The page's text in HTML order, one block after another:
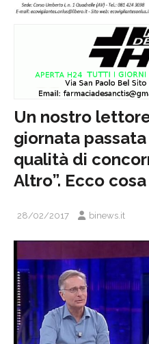
Un nostro
giornata
qualità di
Altro”. Ecco
28/02/2017 binews.it